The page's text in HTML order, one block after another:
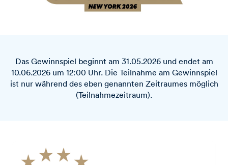
Das Gewinnspiel beginnt am 31.05.2026 und endet am
10.06.2026 um 12:00 Uhr. Die Teilnahme am Gewinnspiel
ist nur während des eben genannten Zeitraumes möglich
(Teilnahmezeitraum).